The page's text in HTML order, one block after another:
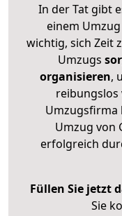
In der Tat gibt
einem
wichtig, sich Zeit
Umzugs
organisieren,
Umzugsfirma
Umzug von
erfolgreich
Füllen Sie jetzt
Sie